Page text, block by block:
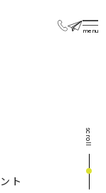
scroll
ト